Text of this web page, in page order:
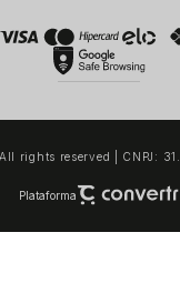
rights reserved | CNPJ:
Plataforma